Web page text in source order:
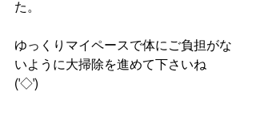
た。
ゆっくりマイペースで体にご負担がな
いように大掃除を進めて下さいね
('◇')ゞ